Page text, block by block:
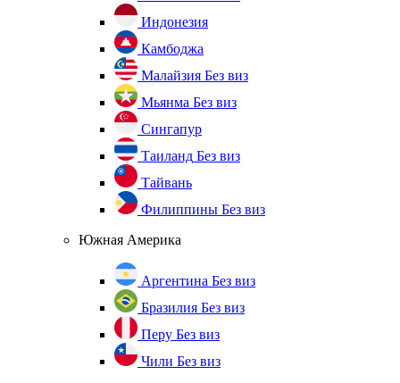
Индонезия
Камбоджа
Малайзия Без виз
Мьянма Без виз
Сингапур
Таиланд Без виз
Тайвань
Филиппины Без виз
Южная Америка
Аргентина Без виз
Бразилия Без виз
Перу Без виз
Чили Без виз